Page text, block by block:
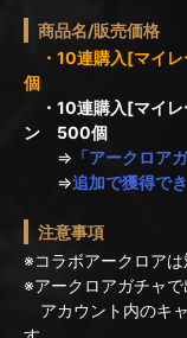
商品名/販売価格
・10連購入[マイ
個
・10連購入[マイ
ン 500個
⇒ 「アークロア
⇒追加で獲得で
注意事項
※コラボアークロアは
※アークロアガチャで
アカウント内のキ